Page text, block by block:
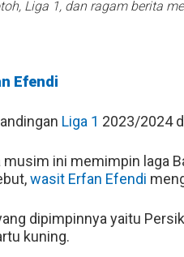
Liga 1, dan ragam berita
Efendi
Liga 1 2023/2024
ini memimpin laga
wasit Erfan Efendi
dipimpinnya yaitu
kuning.